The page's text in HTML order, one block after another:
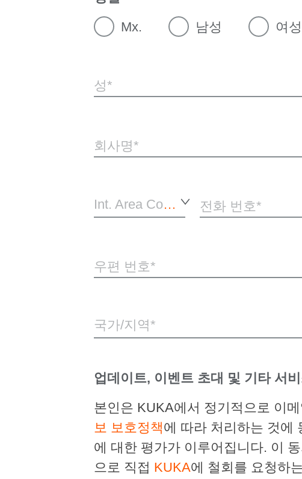
Mx.
남성 여성
성
회사명
Int. Area Code* 전화 번호
우편 번호
국가/지역*
업데이트, 이벤트 초대 및 기타 서
본인은 KUKA에서 정기적으로 이
보 보호정책에 따라 처리하는 것에
에 대한 평가가 이루어집니다. 이
으로 직접 KUKA에 철회를 요청하